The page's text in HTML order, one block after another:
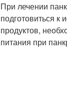
При лечении
подготовиться
продуктов,
питания при